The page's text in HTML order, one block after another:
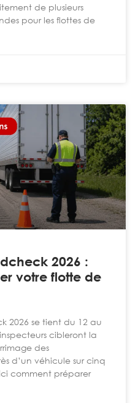
de plusieurs
pour les flottes de
2026 :
votre flotte de
2026 se tient du 12 au
cibleront la
des
d’un véhicule sur cinq
comment préparer